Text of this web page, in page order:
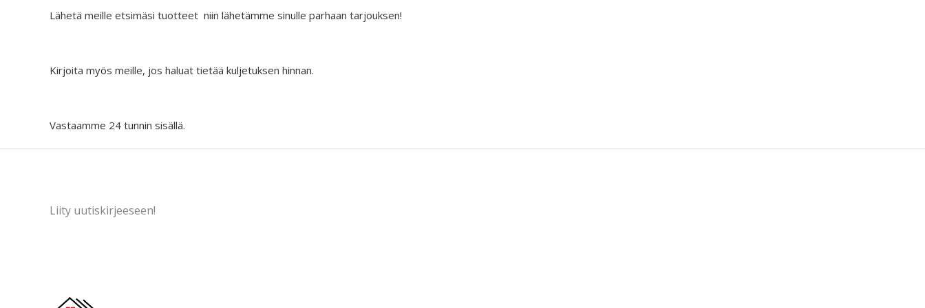
Lähetä meille etsimäsi tuotteet niin lähetämme sinulle parhaan tarjouksen!
Kirjoita myös meille, jos haluat tietää kuljetuksen hinnan.
Vastaamme 24 tunnin sisällä.
Liity uutiskirjeeseen!